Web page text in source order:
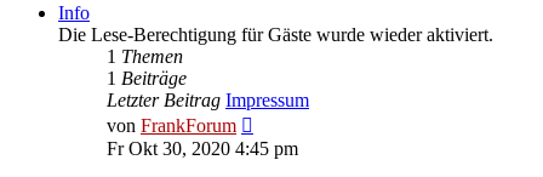
Info
Die Lese-Berechtigung für Gäste wurde wieder aktiviert.
1 Themen
1 Beiträge
Letzter Beitrag Impressum
von FrankForum
Beitrag
Fr Okt 30, 2020 4:45 pm